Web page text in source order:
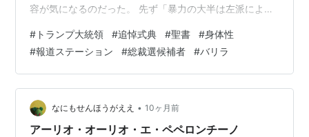
容が気になるのだった。 先ず「暴力の大半は左派によ
「大半」とボカすトコロがずるい。それだけで詳細を詰
める必要もなく、このスピーチが微妙に且つ巧妙にトラ
ンプ的痴呆症のような曲解がなされていると気付く。 真
実は、大声で言った者の中にある、という感じだ。 死者
を殉教者として位置づけようという構想で練られた、式
典の流れだったようにも見られる。 亡くなられた…
# トランプ大統領 #追悼式典 #聖書 #身体性
#報道ステーション #総裁選候補者 #バリラ
なにもせんほうがええ • 10ヶ月前
アーリオ・オーリオ・エ・ペペロンチーノ